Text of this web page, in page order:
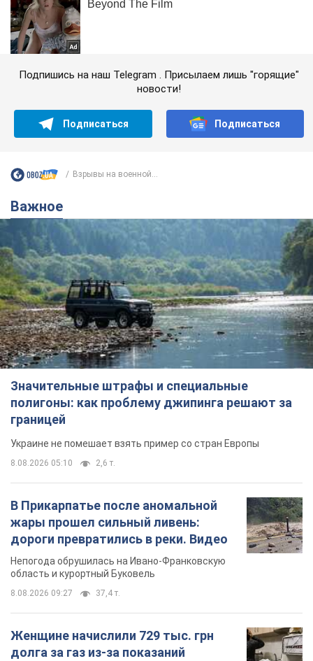
Подпишись на наш Telegram . Присылаем лишь "горящие"
новости!
Подписаться Подписаться
Взрывы на военной...
Важное
Значительные штрафы и специальные
полигоны: как проблему джипинга решают за
границей
Украине не помешает взять пример со стран Европы
8.08.2026 05:10 2,6 т.
В Прикарпатье после аномальной
жары прошел сильный ливень:
дороги превратились в реки. Видео
Непогода обрушилась на Ивано-Франковскую
область и курортный Буковель
8.08.2026 09:27 37,4 т.
Женщине начислили 729 тыс. грн
долга за газ из-за показаний